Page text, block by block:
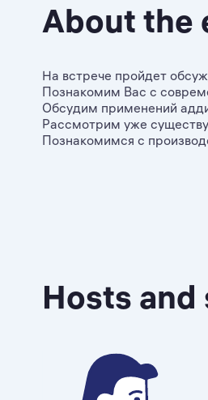
About the
На встрече пройдет
Познакомим Вас с
Обсудим применений
Рассмотрим уже
Познакомимся с
Hosts and